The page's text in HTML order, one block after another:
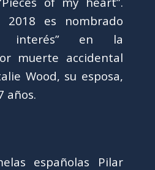
es nombrado
interés” en la
muerte accidental
Wood, su esposa,
años.
españolas Pilar